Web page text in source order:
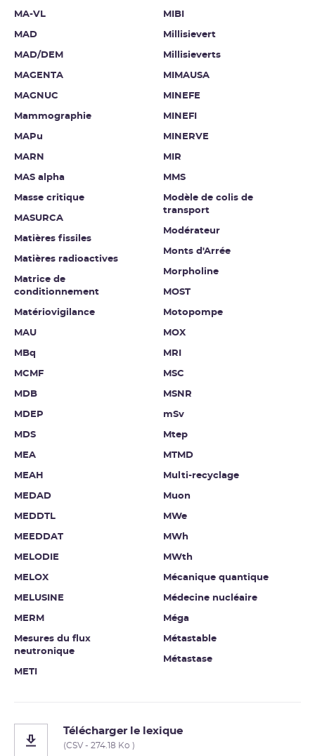
MA-VL
MAD
MAD/DEM
MAGENTA
MAGNUC
Mammographie
MAPu
MARN
MAS alpha
Masse critique
MASURCA
Matières fissiles
Matières radioactives
Matrice de
conditionnement
Matériovigilance
MAU
MBq
MCMF
MDB
MDEP
MDS
MEA
MEAH
MEDAD
MEDDTL
MEEDDAT
MELODIE
MELOX
MELUSINE
MERM
Mesures du flux
neutronique
METI
MIBI
Millisievert
Millisieverts
MIMAUSA
MINEFE
MINEFI
MINERVE
MIR
MMS
Modèle de colis de
transport
Modérateur
Monts d'Arrée
Morpholine
MOST
Motopompe
MOX
MRI
MSC
MSNR
mSv
Mtep
MTMD
Multi-recyclage
Muon
MWe
MWh
MWth
Mécanique quantique
Médecine nucléaire
Méga
Métastable
Métastase
Télécharger le lexique
(CSV - 274.18 Ko )